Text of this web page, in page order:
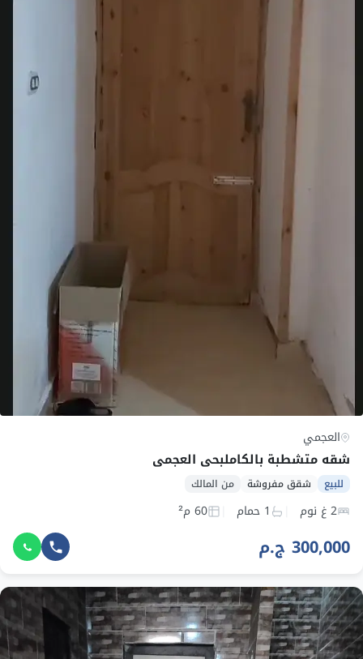
العجمي
شقه متشطبة بالكاملبحي العجمي
للبيع شقق مفروشة من المالك
2 غ نوم 1 حمام 60 م²
300,000 ج.م